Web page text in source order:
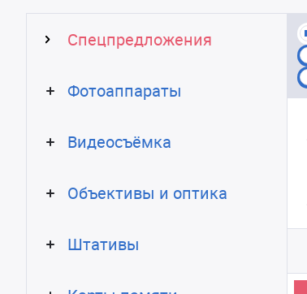
Спецпредложения
Фотоаппараты
Видеосъёмка
Объективы и оптика
Штативы